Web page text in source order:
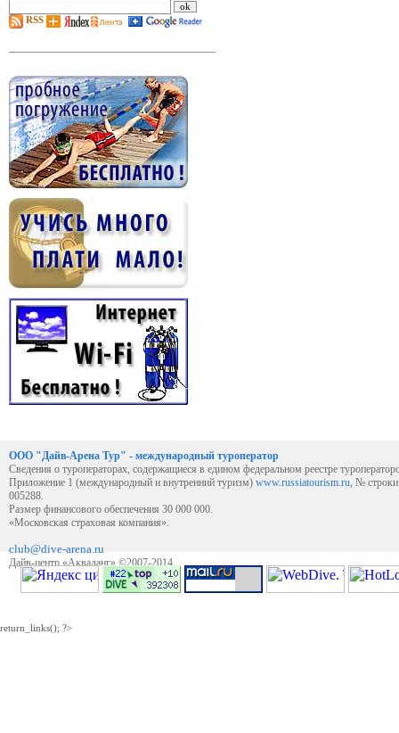
RSS
ООО "Дайв-Арена Тур" - международный туроператор
Сведения о туроператорах, содержащиеся в едином федеральном реестре
Приложение 1 (международный и внутренний туризм) www.russiatourism.ru, №
005288.
Размер финансового обеспечения 30 000 000.
«Московская страховая компания».
club@dive-arena.ru
Дайв-центр «Акваланг» ©2007-2014
return_links(); ?>